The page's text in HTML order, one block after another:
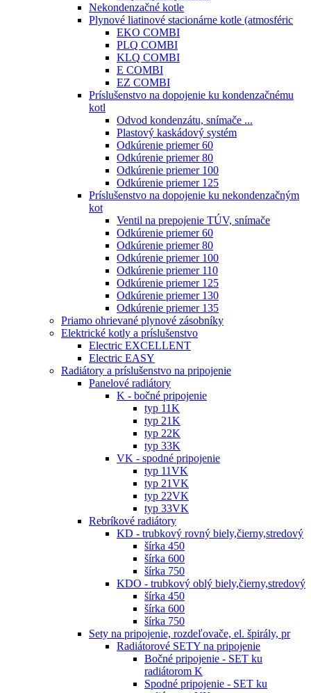
Nekondenzačné kotle
Plynové liatinové stacionárne kotle (atmosféric
EKO COMBI
PLQ COMBI
KLQ COMBI
E COMBI
EZ COMBI
Príslušenstvo na dopojenie ku kondenzačnému
kotl
Odvod kondenzátu, snímače ...
Plastový kaskádový systém
Odkúrenie priemer 60
Odkúrenie priemer 80
Odkúrenie priemer 100
Odkúrenie priemer 125
Príslušenstvo na dopojenie ku nekondenzačným
kot
Ventil na prepojenie TÚV, snímače
Odkúrenie priemer 60
Odkúrenie priemer 80
Odkúrenie priemer 100
Odkúrenie priemer 110
Odkúrenie priemer 125
Odkúrenie priemer 130
Odkúrenie priemer 135
Priamo ohrievané plynové zásobníky
Elektrické kotly a príslušenstvo
Electric EXCELLENT
Electric EASY
Radiátory a príslušenstvo na pripojenie
Panelové radiátory
K - bočné pripojenie
typ 11K
typ 21K
typ 22K
typ 33K
VK - spodné pripojenie
typ 11VK
typ 21VK
typ 22VK
typ 33VK
Rebríkové radiátory
KD - trubkový rovný biely,čierny,stredový
šírka 450
šírka 600
šírka 750
KDO - trubkový oblý biely,čierny,stredový
šírka 450
šírka 600
šírka 750
Sety na pripojenie, rozdeľovače, el. špirály, pr
Radiátorové SETY na pripojenie
Bočné pripojenie - SET ku
radiátorom K
Spodné pripojenie - SET ku